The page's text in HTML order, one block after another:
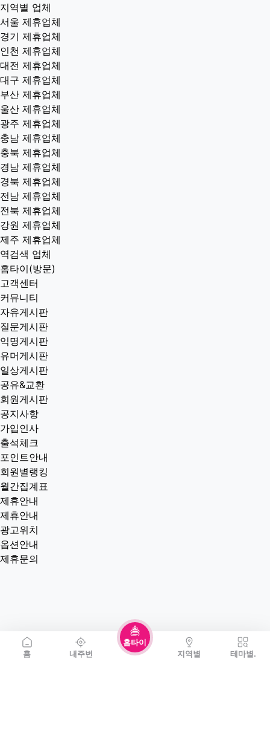
홈 내주변
홈타이
지역별
테마별.
지역별 업체
서울 제휴업체
경기 제휴업체
인천 제휴업체
대전 제휴업체
대구 제휴업체
부산 제휴업체
울산 제휴업체
광주 제휴업체
충남 제휴업체
충북 제휴업체
경남 제휴업체
경북 제휴업체
전남 제휴업체
전북 제휴업체
강원 제휴업체
제주 제휴업체
역검색 업체
홈타이(방문)
고객센터
커뮤니티
자유게시판
질문게시판
익명게시판
유머게시판
일상게시판
공유&교환
회원게시판
공지사항
가입인사
출석체크
포인트안내
회원별랭킹
월간집계표
제휴안내
제휴안내
광고위치
옵션안내
제휴문의